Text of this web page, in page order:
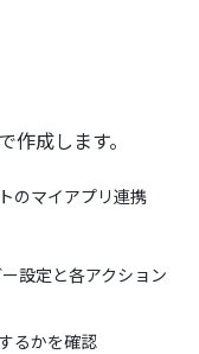
成します。
のマイアプリ連携
設定と各アクション
るかを確認